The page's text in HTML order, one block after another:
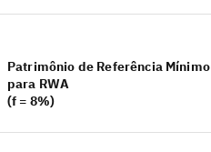
Patrimônio de Referência Mínimo
para RWA
(f = 8%)